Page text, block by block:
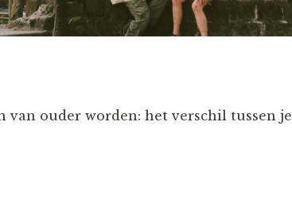
van ouder worden: het verschil tussen je